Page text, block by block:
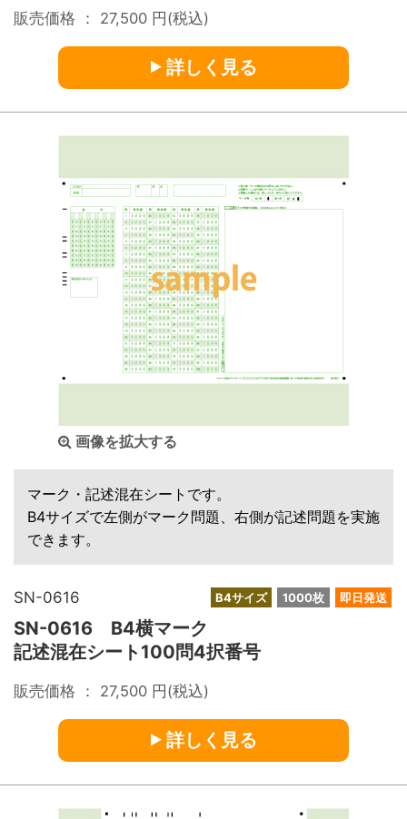
販売価格 ： 27,500 円(税込)
詳しく見る
画像を拡大する
マーク・記述混在シートです。
B4サイズで左側がマーク問題、右側が記述問題を実施
できます。
B4サイズ 1000枚 即日発送
SN-0616
SN-0616 B4横マーク
記述混在シート100問4択番号
販売価格 ： 27,500 円(税込)
詳しく見る